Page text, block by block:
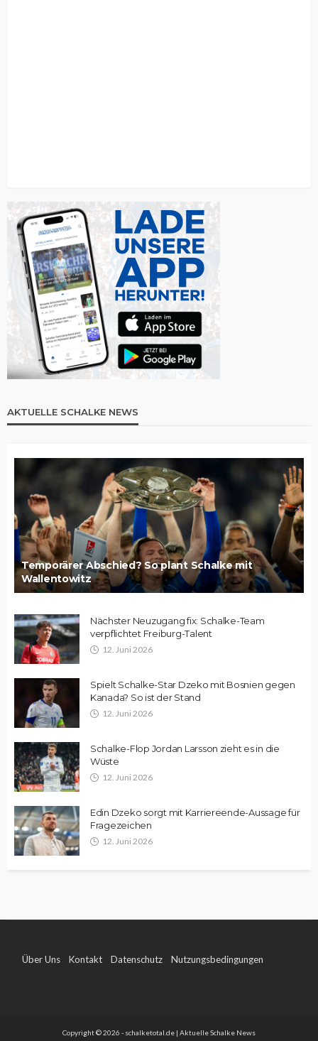
AKTUELLE SCHALKE NEWS
Temporärer Abschied? So plant Schalke mit
Wallentowitz
Nächster Neuzugang fix: Schalke-Team
verpflichtet Freiburg-Talent
12. Juni 2026
Spielt Schalke-Star Dzeko mit Bosnien gegen
Kanada? So ist der Stand
12. Juni 2026
Schalke-Flop Jordan Larsson zieht es in die
Wüste
12. Juni 2026
Edin Dzeko sorgt mit Karriereende-Aussage für
Fragezeichen
12. Juni 2026
Über Uns Kontakt Datenschutz Nutzungsbedingungen
Copyright © 2026 - schalketotal.de | Aktuelle Schalke News